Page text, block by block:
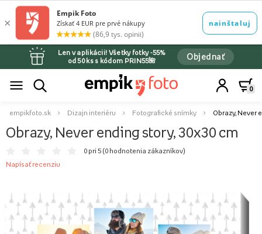
Len v aplikácii! Všetky fotky -55%
od 50 ks s kódom PRIN55🌺
Objednať
0
empikfoto.sk Dizajn interiéru Fotografické snímky Obrazy, Never
Obrazy, Never ending story, 30x30 cm
0 pri 5 (0 hodnotenia zákazníkov)
Napísať recenziu